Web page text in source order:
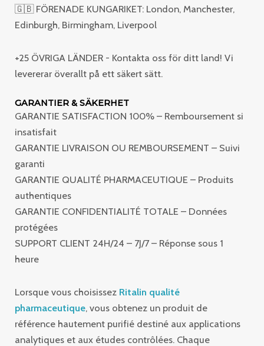
🇬🇧 FÖRENADE KUNGARIKET: London, Manchester,
Edinburgh, Birmingham, Liverpool
+25 ÖVRIGA LÄNDER - Kontakta oss för ditt land! Vi
levererar överallt på ett säkert sätt.
GARANTIER & SÄKERHET
GARANTIE SATISFACTION 100% – Remboursement si
insatisfait
GARANTIE LIVRAISON OU REMBOURSEMENT – Suivi
garanti
GARANTIE QUALITÉ PHARMACEUTIQUE – Produits
authentiques
GARANTIE CONFIDENTIALITÉ TOTALE – Données
protégées
SUPPORT CLIENT 24H/24 – 7J/7 – Réponse sous 1
heure
Lorsque vous choisissez Ritalin qualité
pharmaceutique, vous obtenez un produit de
référence hautement purifié destiné aux applications
analytiques et aux études contrôlées. Chaque